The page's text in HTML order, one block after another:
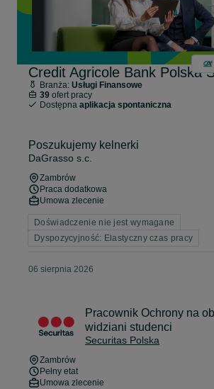
Credit Agricole Bank Polska
Branża: Usługi Finansowe
39ofert pracy
Dostępna aplikacja spontaniczna
Poszukujemy kelnerki
DaGrasso s.c.
Zambrów
Praca dodatkowa
Umowa zlecenie
Doświadczenie nie jest wymagane
Dyspozycyjność: Elastyczny czas pracy
06 sierpnia 2026
Pracownik Ochrony na
widziani studenci
Securitas Polska
Zambrów
Pełny etat
Umowa zlecenie